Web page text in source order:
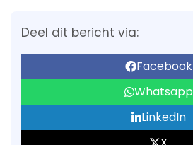
Deel dit bericht via:
Facebook
Whatsapp
LinkedIn